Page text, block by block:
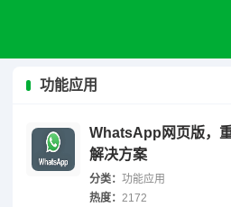
功能应用
WhatsApp网页版，
解决方案
分类： 功能应用
热度： 2172